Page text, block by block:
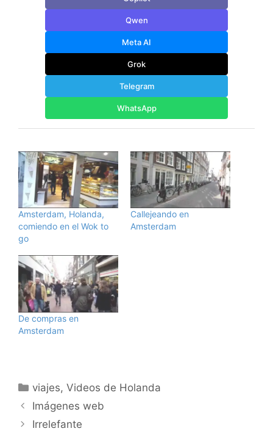
Qwen
Meta AI
Grok
Telegram
WhatsApp
Amsterdam, Holanda,
comiendo en el Wok to
go
Callejeando en
Amsterdam
De compras en
Amsterdam
Categorías
viajes,Videos de Holanda
Imágenes web
Irrelefante